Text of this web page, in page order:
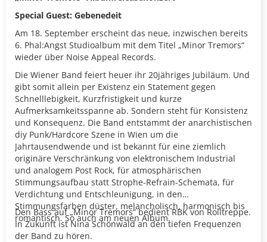
Special Guest: Gebenedeit
Am 18. September erscheint das neue, inzwischen bereits
6. Phal:Angst Studioalbum mit dem Titel „Minor Tremors“
wieder über Noise Appeal Records.
Die Wiener Band feiert heuer ihr 20jähriges Jubiläum. Und
gibt somit allein per Existenz ein Statement gegen
Schnelllebigkeit, Kurzfristigkeit und kurze
Aufmerksamkeitsspanne ab. Sondern steht für Konsistenz
und Konsequenz. Die Band entstammt der anarchistischen
diy Punk/Hardcore Szene in Wien um die
Jahrtausendwende und ist bekannt für eine ziemlich
originäre Verschränkung von elektronischem Industrial
und analogem Post Rock, für atmosphärischen
Stimmungsaufbau statt Strophe-Refrain-Schemata, für
Verdichtung und Entschleunigung, in den
Stimmungsfarben düster, melancholisch, harmonisch bis
romantisch. So auch am neuen Album.
Den Bass auf „Minor Tremors“ bedient RBK von Rolltreppe.
In Zukunft ist Nina Schönwald an den tiefen Frequenzen
der Band zu hören.